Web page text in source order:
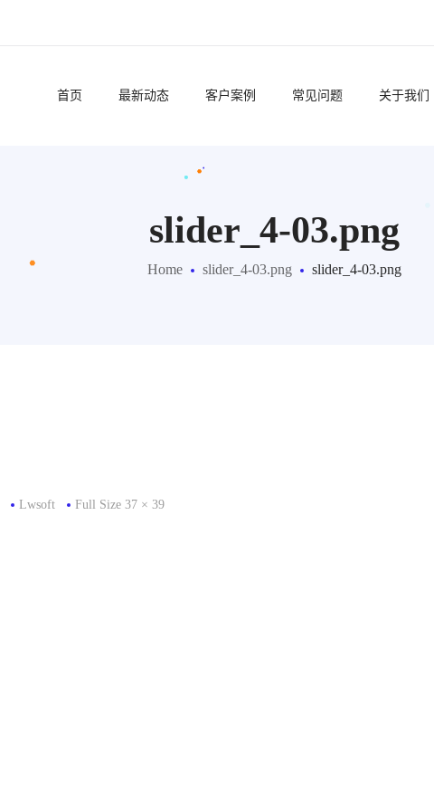
首页 最新动态 客户案例 常见问题 关于我们
slider_4-03.png
Home slider_4-03.png slider_4-03.png
Lwsoft
Full
Full Size 37 × 39